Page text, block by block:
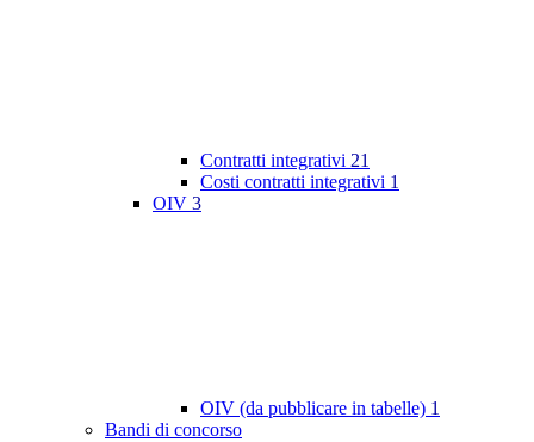
Contratti integrativi 21
Costi contratti integrativi 1
OIV 3
OIV (da pubblicare in tabelle) 1
Bandi di concorso